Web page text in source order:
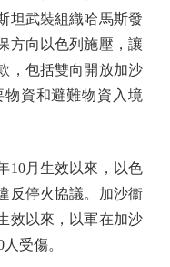
坦武裝組織哈馬斯發
方向以色列施壓，讓
，包括雙向開放加沙
資和避難物資入境
月生效以來，以色
反停火協議。加沙衞
效以來，以軍在加沙
受傷。